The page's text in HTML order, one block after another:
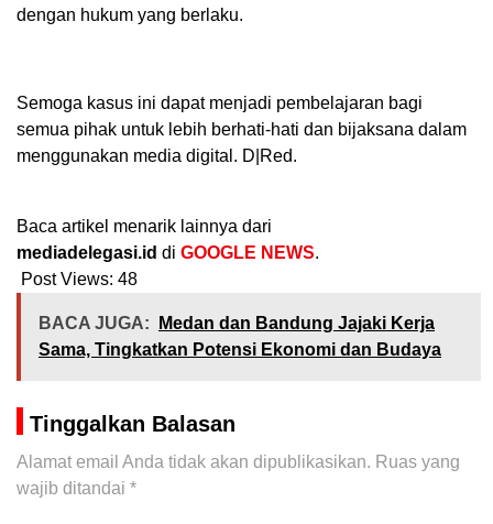
dengan hukum yang berlaku.
Semoga kasus ini dapat menjadi pembelajaran bagi
semua pihak untuk lebih berhati-hati dan bijaksana dalam
menggunakan media digital. D|Red.
Baca artikel menarik lainnya dari
mediadelegasi.id di GOOGLE NEWS.
Post Views: 48
BACA JUGA:
Medan dan Bandung Jajaki Kerja
Sama, Tingkatkan Potensi Ekonomi dan Budaya
Tinggalkan Balasan
Alamat email Anda tidak akan dipublikasikan. Ruas yang
wajib ditandai *